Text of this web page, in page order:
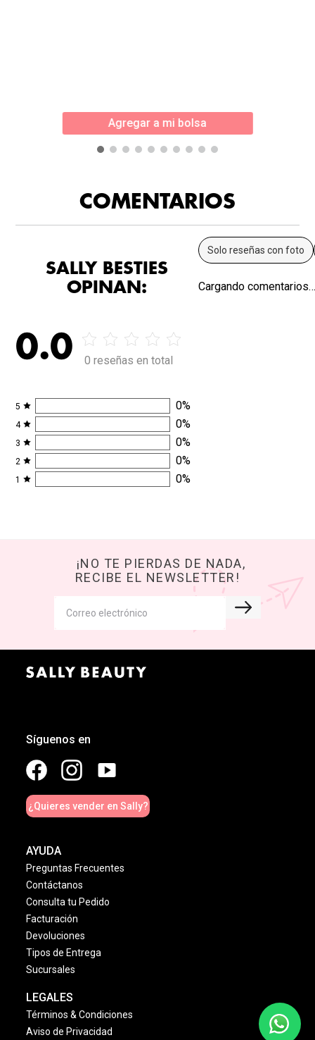
Agregar a mi bolsa
COMENTARIOS
SALLY BESTIES
OPINAN:
0.0 0 reseñas en total
5 0%
4 0%
3 0%
2 0%
1 0%
Solo reseñas con foto
Cargando
¡NO TE PIERDAS DE NADA,
RECIBE EL NEWSLETTER!
Síguenos en
¿Quieres vender en Sally?
AYUDA
Preguntas Frecuentes
Contáctanos
Consulta tu Pedido
Facturación
Devoluciones
Tipos de Entrega
Sucursales
LEGALES
Términos & Condiciones
Aviso de Privacidad